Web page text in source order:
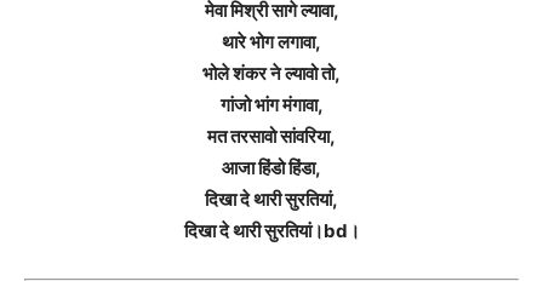
मेवा मिश्री सागे ल्यावा,
थारे भोग लगावा,
भोले शंकर ने ल्यावो तो,
गांजो भांग मंगावा,
मत तरसावो सांवरिया,
आजा हिंडो हिंडा,
दिखा दे थारी सुरतियां,
दिखा दे थारी सुरतियां।bd।